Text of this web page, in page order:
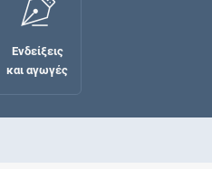
Ενδείξεις
και αγωγές